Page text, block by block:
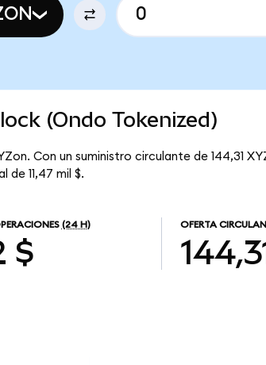
(Ondo Tokenized)
Con un suministro circulante de 144,31
11,47 mil $.
(24 H)
$
OFERTA